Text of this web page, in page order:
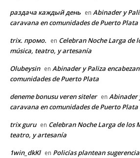
раздача каждый день en Abinader y
caravana en comunidades de Puerto Plata
trix. промо. en Celebran Noche Larga de
música, teatro, y artesanía
Olubeysin en Abinader y Paliza
comunidades de Puerto Plata
deneme bonusu veren siteler en Abinader
caravana en comunidades de Puerto Plata
trix guru en Celebran Noche Larga de los
teatro, y artesanía
1win_dkKl en Policías plantean